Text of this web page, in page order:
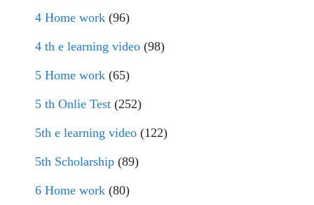
4 Home work (96)
4 th e learning video (98)
5 Home work (65)
5 th Onlie Test (252)
5th e learning video (122)
5th Scholarship (89)
6 Home work (80)